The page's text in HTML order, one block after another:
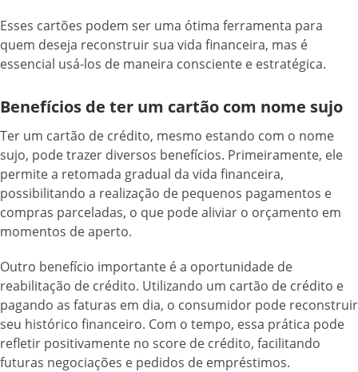
Esses cartões podem ser uma ótima ferramenta para
quem deseja reconstruir sua vida financeira, mas é
essencial usá-los de maneira consciente e estratégica.
Benefícios de ter um cartão com nome sujo
Ter um cartão de crédito, mesmo estando com o nome
sujo, pode trazer diversos benefícios. Primeiramente, ele
permite a retomada gradual da vida financeira,
possibilitando a realização de pequenos pagamentos e
compras parceladas, o que pode aliviar o orçamento em
momentos de aperto.
Outro benefício importante é a oportunidade de
reabilitação de crédito. Utilizando um cartão de crédito e
pagando as faturas em dia, o consumidor pode reconstruir
seu histórico financeiro. Com o tempo, essa prática pode
refletir positivamente no score de crédito, facilitando
futuras negociações e pedidos de empréstimos.